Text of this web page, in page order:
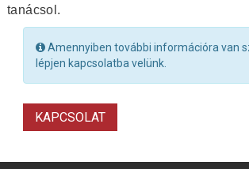
tanácsol.
Amennyiben további információra van
lépjen kapcsolatba velünk.
KAPCSOLAT